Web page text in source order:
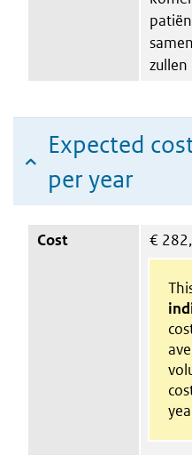
Expected
per year
Cost €